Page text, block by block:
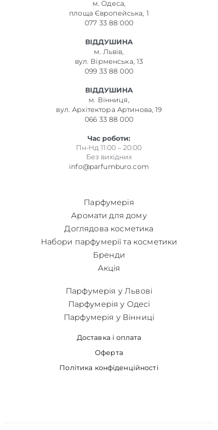
м. Одеса,
площа Європейська, 1
077 33 88 000
ВІДДУШИНА
м. Львів,
вул. Вірменська, 13
099 33 88 000
ВІДДУШИНА
м. Вінниця,
вул. Архітектора Артинова, 19
066 33 88 000
Час роботи:
Пн-Нд 11:00 – 20:00
Без вихідних
info@parfumburo.com
Парфумерія
Аромати для дому
Доглядова косметика
Набори парфумерії та косметики
Бренди
Акція
Доставка і оплата
Оферта
Політика конфіденційності
Парфумерія у Львові
Парфумерія у Одесі
Парфумерія у Вінниці